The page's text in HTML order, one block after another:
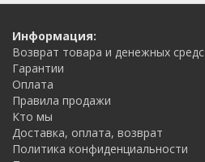
Информация:
Возврат товара и денежных
Гарантии
Оплата
Правила продажи
Кто мы
Доставка, оплата, возврат
Политика конфиденциальности